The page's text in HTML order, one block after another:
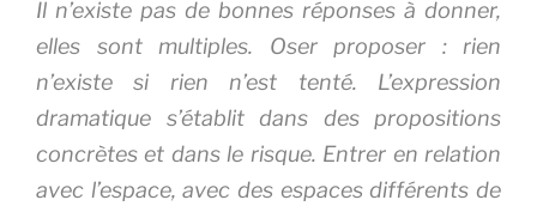
Il n’existe pas de bonnes réponses à donner,
elles sont multiples. Oser proposer : rien
n’existe si rien n’est tenté. L’expression
dramatique s’établit dans des propositions
concrètes et dans le risque. Entrer en relation
avec l’espace, avec des espaces différents de